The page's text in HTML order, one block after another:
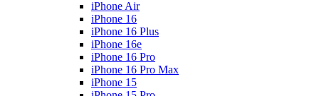
iPhone Air
iPhone 16
iPhone 16 Plus
iPhone 16e
iPhone 16 Pro
iPhone 16 Pro Max
iPhone 15